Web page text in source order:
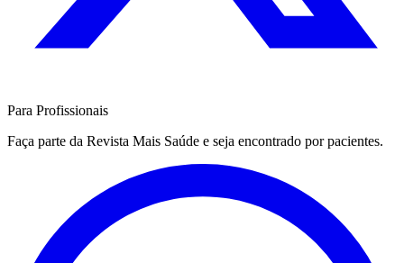
Para Profissionais
Faça parte da Revista Mais Saúde e seja encontrado por pacientes.